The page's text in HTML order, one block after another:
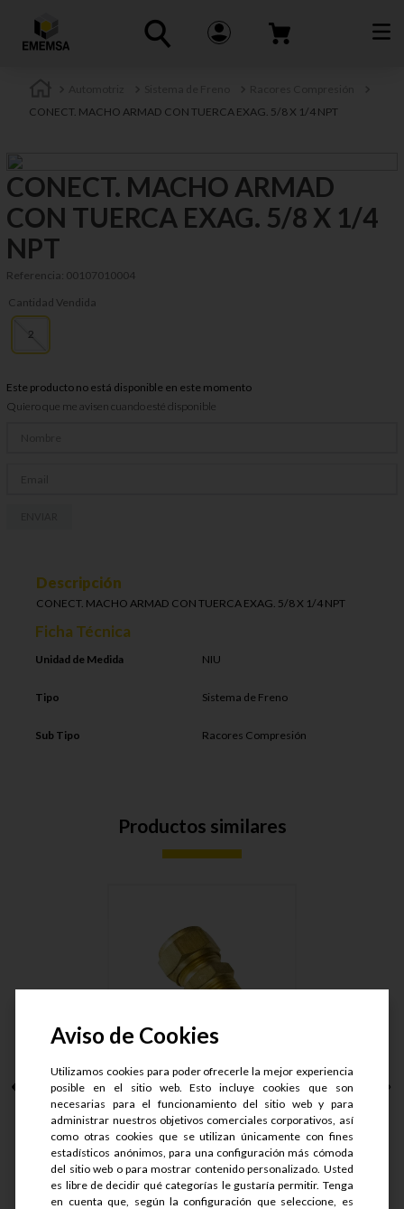
CONECT. MACHO ARMAD CON TUERCA EXAG. 5/8 X 1/4 NPT
CONECT. MACHO ARMAD
CON TUERCA EXAG. 5/8 X 1/4
NPT
Referencia: 00107010004
Cantidad Vendida
2
Este producto no está disponible en este momento
Quiero que me avisen cuando esté disponible
Descripción
CONECT. MACHO ARMAD CON TUERCA EXAG. 5/8 X 1/4 NPT
Ficha Técnica
Unidad de Medida NIU
Tipo Sistema de Freno
Sub Tipo Racores Compresión
Productos similares
CONECTOR MACHO
ARMAD LT. T....
S/.50.9
S/.40.72
Aviso de Cookies
Utilizamos cookies para poder ofrecerle la mejor experiencia
posible en el sitio web. Esto incluye cookies que son
necesarias para el funcionamiento del sitio web y para
administrar nuestros objetivos comerciales corporativos, así
como otras cookies que se utilizan únicamente con fines
estadísticos anónimos, para una configuración más cómoda
del sitio web o para mostrar contenido personalizado. Usted
es libre de decidir qué categorías le gustaría permitir. Tenga
en cuenta que, según la configuración que seleccione, es